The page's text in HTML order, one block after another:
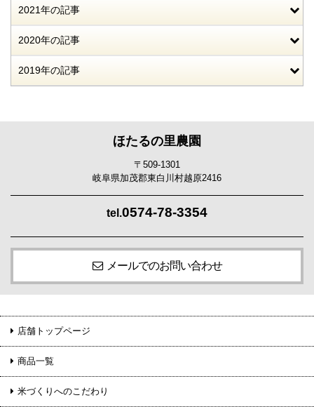
2021年の記事
2020年の記事
2019年の記事
ほたるの里農園
〒509-1301
岐阜県加茂郡東白川村越原2416
tel.0574-78-3354
メールでのお問い合わせ
店舗トップページ
商品一覧
米づくりへのこだわり